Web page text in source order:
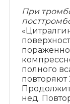
При
полного
повторяют
нед.